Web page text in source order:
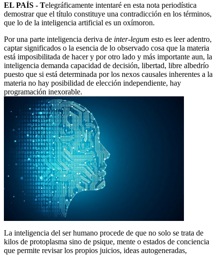
EL PAÍS - Telegráficamente intentaré en esta nota periodística
demostrar que el título constituye una contradicción en los términos,
que lo de la inteligencia artificial es un oxímoron.
Por una parte inteligencia deriva de inter-legum esto es leer adentro,
captar significados o la esencia de lo observado cosa que la materia
está imposibilitada de hacer y por otro lado y más importante aun, la
inteligencia demanda capacidad de decisión, libertad, libre albedrío
puesto que si está determinada por los nexos causales inherentes a la
materia no hay posibilidad de elección independiente, hay
programación inexorable.
La inteligencia del ser humano procede de que no solo se trata de
kilos de protoplasma sino de psique, mente o estados de conciencia
que permite revisar los propios juicios, ideas autogeneradas,